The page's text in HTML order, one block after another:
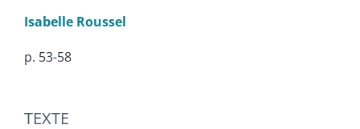
Isabelle Roussel
p. 53-58
Citer cet article
TEXTE